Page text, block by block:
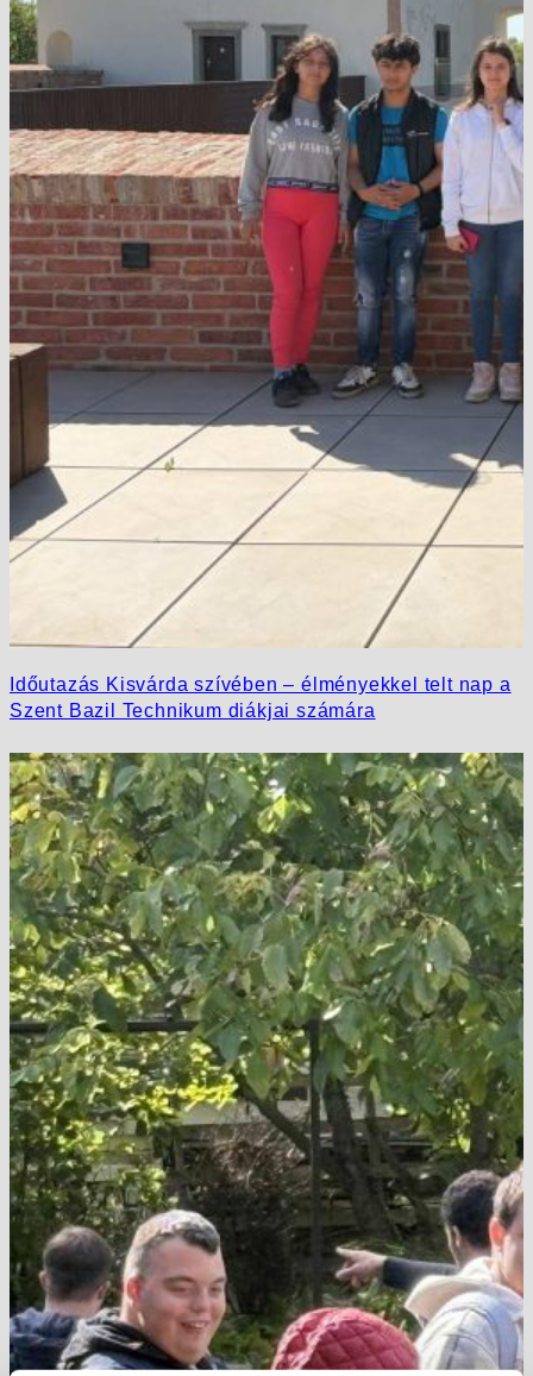
Időutazás Kisvárda szívében – élményekkel telt nap a
Szent Bazil Technikum diákjai számára